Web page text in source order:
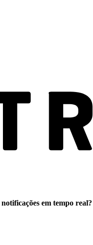
notificações em tempo real?